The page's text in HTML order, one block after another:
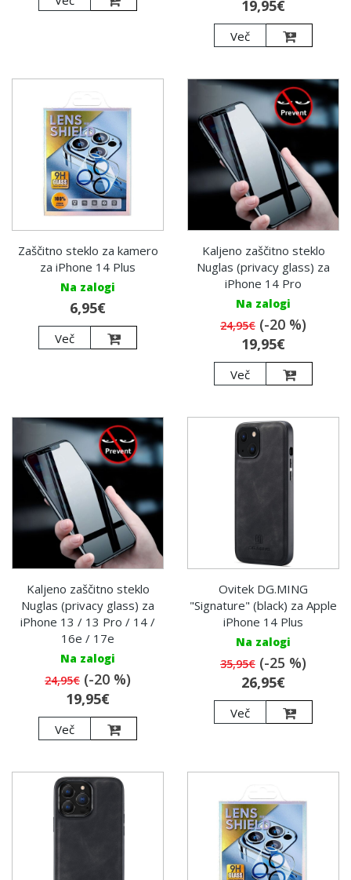
19,95€
Več
Zaščitno steklo za kamero
za iPhone 14 Plus
Na zalogi
6,95€
Več
Kaljeno zaščitno steklo
Nuglas (privacy glass) za
iPhone 14 Pro
Na zalogi
24,95€ (-20 %)
19,95€
Več
Kaljeno zaščitno steklo
Nuglas (privacy glass) za
iPhone 13 / 13 Pro / 14 /
16e / 17e
Na zalogi
24,95€ (-20 %)
19,95€
Več
Ovitek DG.MING
"Signature" (black) za Apple
iPhone 14 Plus
Na zalogi
35,95€ (-25 %)
26,95€
Več